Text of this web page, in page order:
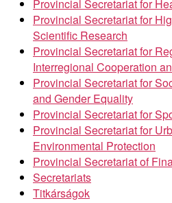
Provincial Secretariat for
Provincial Secretariat for
Scientific Research
Provincial Secretariat for
Interregional Cooperation
Provincial Secretariat for
and Gender Equality
Provincial Secretariat for
Provincial Secretariat for
Environmental Protection
Provincial Secretariat of
Secretariats
Titkárságok